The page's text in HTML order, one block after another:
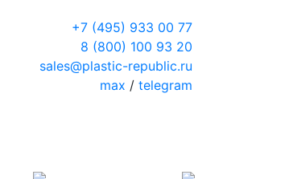
+7 (495) 933 00 77
8 (800) 100 93 20
sales@plastic-republic.ru
max / telegram